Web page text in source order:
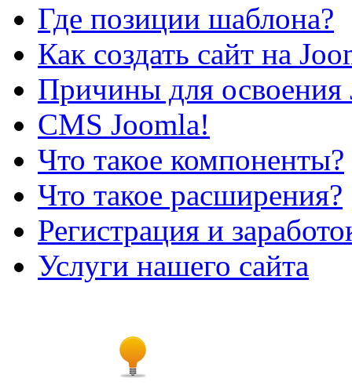
Где позиции шаблона?
Как создать сайт на
Причины для освоения
CMS Joomla!
Что такое компоненты?
Что такое расширения?
Регистрация и
Услуги нашего сайта